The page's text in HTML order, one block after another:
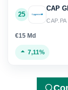
25
CAP
CAP.PA
€15 Md
7,11%